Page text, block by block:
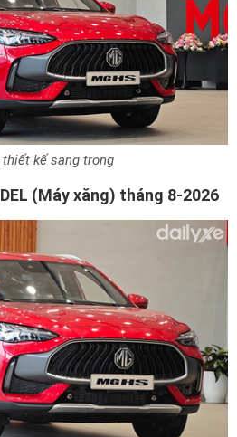
kế sang trọng
(Máy xăng) tháng 8-2026